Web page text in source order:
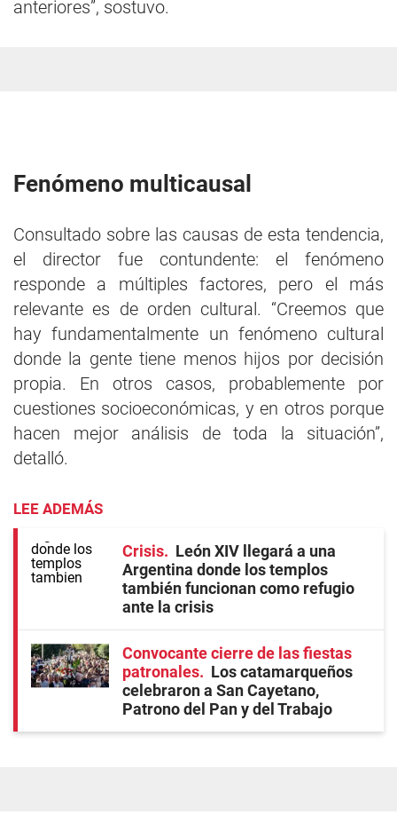
anteriores”, sostuvo.
Fenómeno multicausal
Consultado sobre las causas de esta tendencia,
el director fue contundente: el fenómeno
responde a múltiples factores, pero el más
relevante es de orden cultural. “Creemos que
hay fundamentalmente un fenómeno cultural
donde la gente tiene menos hijos por decisión
propia. En otros casos, probablemente por
cuestiones socioeconómicas, y en otros porque
hacen mejor análisis de toda la situación”,
detalló.
LEE ADEMÁS
Crisis
León XIV llegará a una
Argentina donde los templos
también funcionan como refugio
ante la crisis
Convocante cierre de las fiestas
patronales
Los catamarqueños
celebraron a San Cayetano,
Patrono del Pan y del Trabajo